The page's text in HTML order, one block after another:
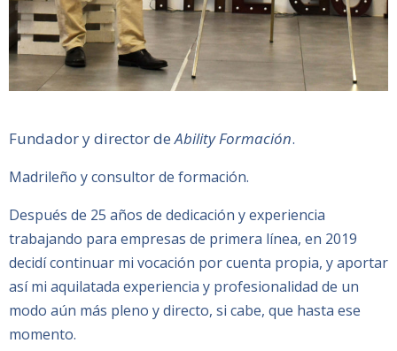
Fundador y director deAbility Formación.
Madrileño y consultor de formación.
Después de 25 años de dedicación y experiencia
trabajando para empresas de primera línea, en 2019
decidí continuar mi vocación por cuenta propia, y aportar
así mi aquilatada experiencia y profesionalidad de un
modo aún más pleno y directo, si cabe, que hasta ese
momento.